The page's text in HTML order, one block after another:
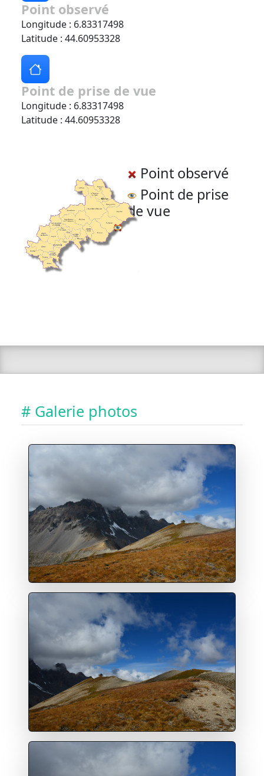
Point observé
Longitude : 6.83317498
Latitude : 44.60953328
Point de prise de vue
Longitude : 6.83317498
Latitude : 44.60953328
Point observé
Point de prise
de vue
# Galerie photos